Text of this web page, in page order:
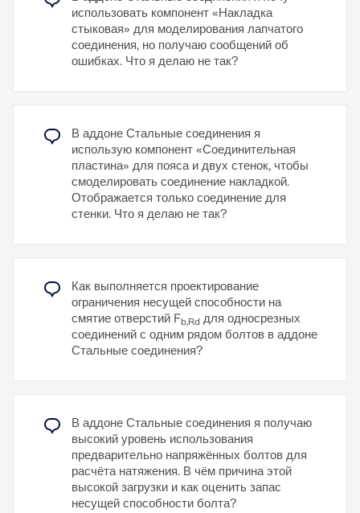
элементами. Эта сжимающая сила вызывает
трение между элементами конструкции, которое
обеспечивает передачу сил.
моментом, который растягивает их и создает
растягивающую силу. Эта растягивающая сила
передается к соединяемым элементам и приводит
к высокому усилию смыкания. Сила смыкания
предотвращает ослабление соединения и
обеспечивает надежную передачу сил.
предварительным натяжением могут
передавать большие силы.
Низкодеформационные:минимизируют
деформацию соединения.
собрать и разобрать.
Расчет и проектирование
Расчет преднапряженных болтов выполняется в
RFEM с использованием расчетной модели КЭ,
созданной с помощью аддона «Стальные
соединения». Он учитывает силу смыкания, трение
помощью около 50 компонентов. Модель создана
по реальному примеру использования в
конструкции.
использовать компонент «Накладка
стыковая» для моделирования лапчатого
соединения, но получаю сообщений об
ошибках. Что я делаю не так?
В аддоне Стальные соединения я
использую компонент «Соединительная
пластина» для пояса и двух стенок, чтобы
смоделировать соединение накладкой.
Отображается только соединение для
стенки. Что я делаю не так?
Как выполняется проектирование
ограничения несущей способности на
смятие отверстий Fb,Rd для односрезных
соединений с одним рядом болтов в аддоне
Стальные соединения?
В аддоне Стальные соединения я получаю
высокий уровень использования
предварительно напряжённых болтов для
расчёта натяжения. В чём причина этой
высокой загрузки и как оценить запас
несущей способности болта?